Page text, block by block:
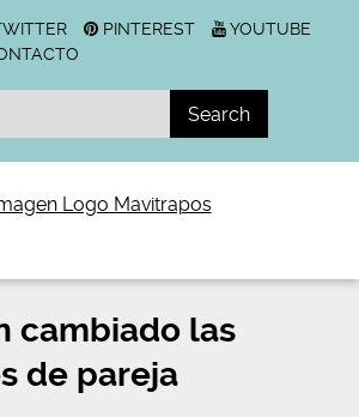
PINTEREST
YOUTUBE
cambiado las
de pareja